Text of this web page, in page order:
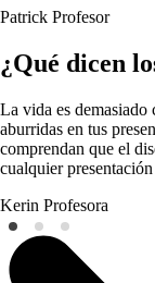
Patrick Profesor
¿Qué dicen
La vida es demasiado
aburridas en tus
comprendan que el
cualquier
Kerin Profesora